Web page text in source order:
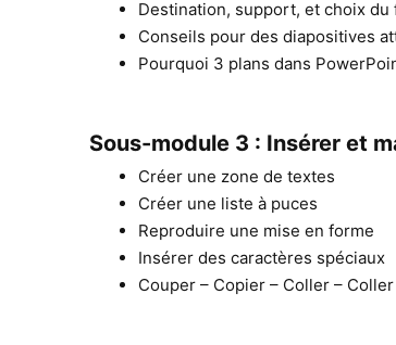
Destination, support, et choix du
Conseils pour des diapositives
Pourquoi 3 plans dans
Sous-module 3 : Insérer et
Créer une zone de textes
Créer une liste à puces
Reproduire une mise en forme
Insérer des caractères spéciaux
Couper – Copier – Coller –